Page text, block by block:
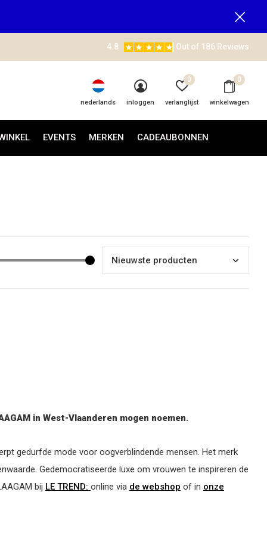
EVENTS MERKEN CADEAUBONNEN
nederlands inloggen verlanglijst
0
winkelwagen
0
4.8 Out of 186 Reviews
in West-Vlaanderen mogen noemen.
gedurfde mode voor oogverblindende mensen. Het merk
Gedemocratiseerde luxe om vrouwen te inspireren de
bij LE TREND: online via de webshop of in onze